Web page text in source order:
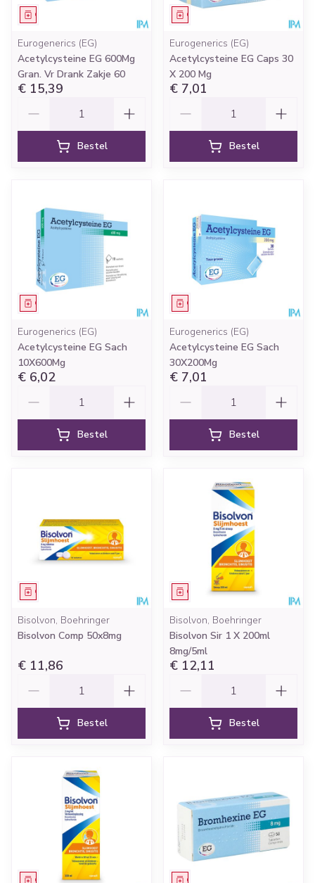
Geneesmiddel
Eurogenerics (EG)
Acetylcysteine EG 600Mg
Gran. Vr Drank Zakje 60
€ 15,39
Bestel
Geneesmiddel
Eurogenerics (EG)
Acetylcysteine EG Caps 30
X 200 Mg
€ 7,01
Bestel
Geneesmiddel
Eurogenerics (EG)
Acetylcysteine EG Sach
10X600Mg
€ 6,02
Bestel
Geneesmiddel
Eurogenerics (EG)
Acetylcysteine EG Sach
30X200Mg
€ 7,01
Bestel
Geneesmiddel
Bisolvon, Boehringer
Bisolvon Comp 50x8mg
€ 11,86
Bestel
Geneesmiddel
Bisolvon, Boehringer
Bisolvon Sir 1 X 200ml
8mg/5ml
€ 12,11
Bestel
Geneesmiddel Geneesmiddel